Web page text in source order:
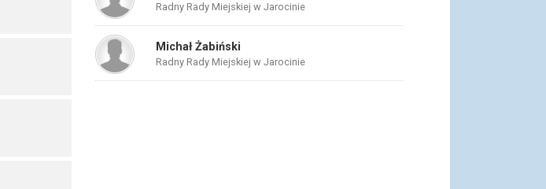
Radny Rady Miejskiej w Jarocinie
Michał Żabiński
Radny Rady Miejskiej w Jarocinie